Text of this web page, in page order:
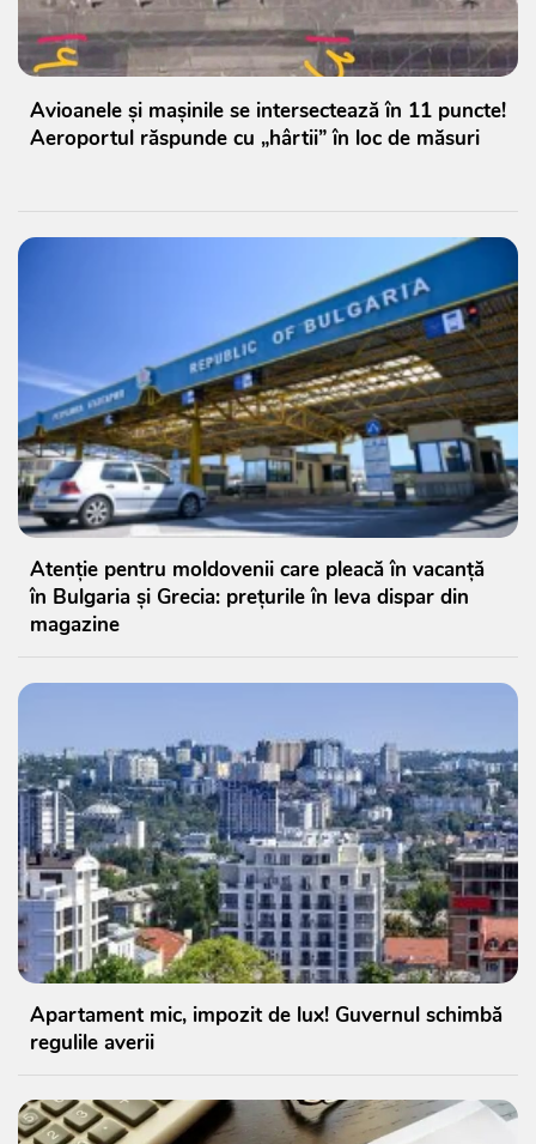
Avioanele și mașinile se intersectează în 11 puncte!
Aeroportul răspunde cu „hârtii” în loc de măsuri
Atenție pentru moldovenii care pleacă în vacanță
în Bulgaria și Grecia: prețurile în leva dispar din
magazine
Apartament mic, impozit de lux! Guvernul schimbă
regulile averii